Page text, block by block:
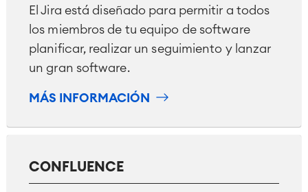
El Jira está diseñado para permitir a todos
los miembros de tu equipo de software
planificar, realizar un seguimiento y lanzar
un gran software.
MÁS INFORMACIÓN
CONFLUENCE